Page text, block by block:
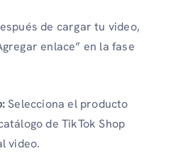
de cargar tu video,
enlace” en la fase
Selecciona el producto
de TikTok Shop
video.